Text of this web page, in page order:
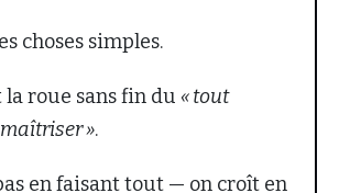
choses simples.
roue sans fin du « tout
».
en faisant tout — on croît en